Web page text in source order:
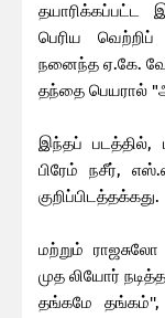
தயாரிக்கப்பட்ட
பெரிய
நனைந்த ஏ.கே.
தந்தை பெயரால்
இந்தப் படத்தில்,
பிரேம் நசீர்,
குறிப்பிடத்தக்கது.
மற்றும்
முத லியோர்
தங்கமே தங்கம்'',